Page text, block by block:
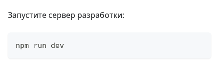
Запустите сервер разработки:
npm run dev